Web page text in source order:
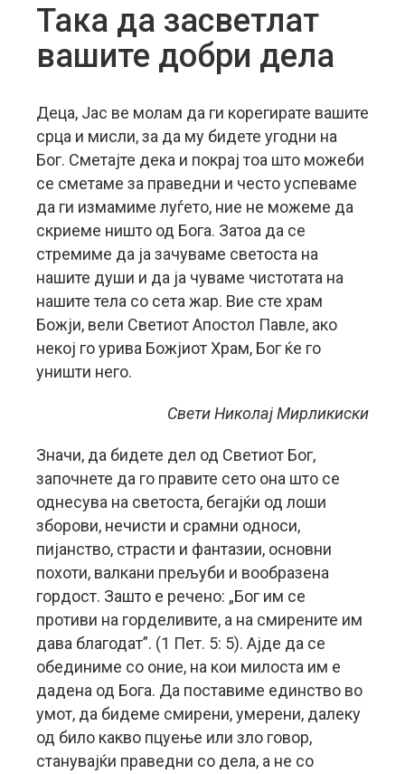
Така да засветлат
вашите добри дела
Деца, Јас ве молам да ги корегирате вашите
срца и мисли, за да му бидете угодни на
Бог. Сметајте дека и покрај тоа што можеби
се сметаме за праведни и често успеваме
да ги измамиме луѓето, ние не можеме да
скриеме ништо од Бога. Затоа да се
стремиме да ја зачуваме светоста на
нашите души и да ја чуваме чистотата на
нашите тела со сета жар. Вие сте храм
Божји, вели Светиот Апостол Павле, ако
некој го урива Божјиот Храм, Бог ќе го
уништи него.
Свети Николај Мирликиски
Значи, да бидете дел од Светиот Бог,
започнете да го правите сето она што се
однесува на светоста, бегајќи од лоши
зборови, нечисти и срамни односи,
пијанство, страсти и фантазии, основни
похоти, валкани прељуби и вообразена
гордост. Зашто е речено: „Бог им се
противи на горделивите, а на смирените им
дава благодат”. (1 Пет. 5: 5). Ајде да се
обединиме со оние, на кои милоста им е
дадена од Бога. Да поставиме единство во
умот, да бидеме смирени, умерени, далеку
од било какво пцуење или зло говор,
станувајќи праведни со дела, а не со